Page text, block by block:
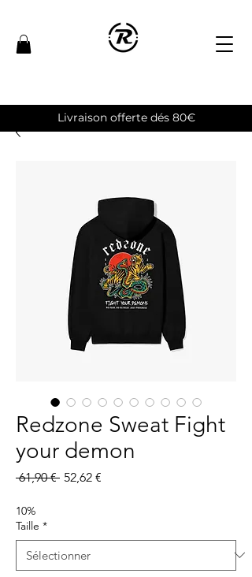
Livraison offerte dés 80€
Redzone Sweat Fight
your demon
61,90 € Prix
52,62 €
10%
Taille *